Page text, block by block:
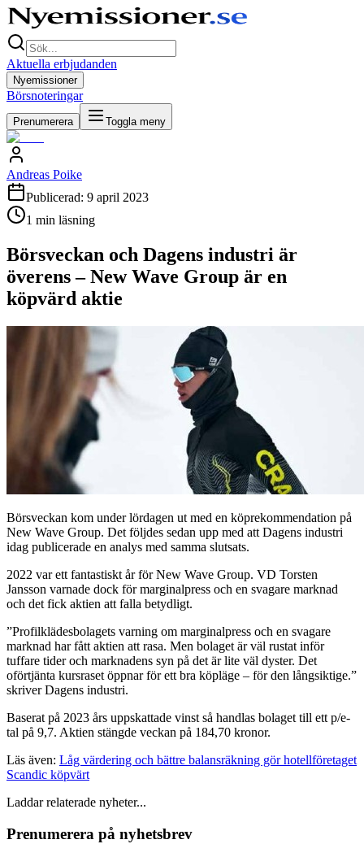
Aktuella erbjudanden
Nyemissioner
Börsnoteringar
Prenumerera Toggla meny
Andreas Poike
Publicerad: 9 april 2023
1 min läsning
Börsveckan och Dagens industri är
överens – New Wave Group är en
köpvärd aktie
Börsveckan kom under lördagen ut med en köprekommendation på
New Wave Group. Det följdes sedan upp med att Dagens industri
idag publicerade en analys med samma slutsats.
2022 var ett fantastiskt år för New Wave Group. VD Torsten
Jansson varnade dock för marginalpress och en svagare marknad
och det fick aktien att falla betydligt.
”Profilklädesbolagets varning om marginalpress och en svagare
marknad har fått aktien att rasa. Men bolaget är väl rustat inför
tuffare tider och marknadens syn på det är lite väl dyster. Det
oförtjänta kursraset öppnar för ett bra köpläge – för den långsiktige.”
skriver Dagens industri.
Baserat på 2023 års uppskattade vinst så handlas bolaget till ett p/e-
tal på 9,7. Aktien stängde veckan på 184,70 kronor.
Läs även: Låg värdering och bättre balansräkning gör hotellföretaget
Scandic köpvärt
Laddar relaterade nyheter...
Prenumerera på nyhetsbrev